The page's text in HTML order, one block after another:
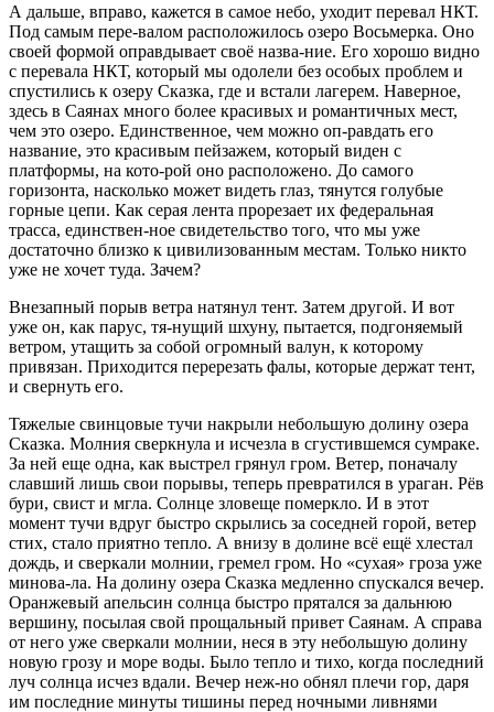
А дальше, вправо, кажется в самое небо, уходит перевал НКТ.
Под самым пере-валом расположилось озеро Восьмерка. Оно
своей формой оправдывает своё назва-ние. Его хорошо видно
с перевала НКТ, который мы одолели без особых проблем и
спустились к озеру Сказка, где и встали лагерем. Наверное,
здесь в Саянах много более красивых и романтичных мест,
чем это озеро. Единственное, чем можно оп-равдать его
название, это красивым пейзажем, который виден с
платформы, на кото-рой оно расположено. До самого
горизонта, насколько может видеть глаз, тянутся голубые
горные цепи. Как серая лента прорезает их федеральная
трасса, единствен-ное свидетельство того, что мы уже
достаточно близко к цивилизованным местам. Только никто
уже не хочет туда. Зачем?
Внезапный порыв ветра натянул тент. Затем другой. И вот
уже он, как парус, тя-нущий шхуну, пытается, подгоняемый
ветром, утащить за собой огромный валун, к которому
привязан. Приходится перерезать фалы, которые держат тент,
и свернуть его.
Тяжелые свинцовые тучи накрыли небольшую долину озера
Сказка. Молния сверкнула и исчезла в сгустившемся сумраке.
За ней еще одна, как выстрел грянул гром. Ветер, поначалу
славший лишь свои порывы, теперь превратился в ураган. Рёв
бури, свист и мгла. Солнце зловеще померкло. И в этот
момент тучи вдруг быстро скрылись за соседней горой, ветер
стих, стало приятно тепло. А внизу в долине всё ещё хлестал
дождь, и сверкали молнии, гремел гром. Но «сухая» гроза уже
минова-ла. На долину озера Сказка медленно спускался вечер.
Оранжевый апельсин солнца быстро прятался за дальнюю
вершину, посылая свой прощальный привет Саянам. А справа
от него уже сверкали молнии, неся в эту небольшую долину
новую грозу и море воды. Было тепло и тихо, когда последний
луч солнца исчез вдали. Вечер неж-но обнял плечи гор, даря
им последние минуты тишины перед ночными ливнями